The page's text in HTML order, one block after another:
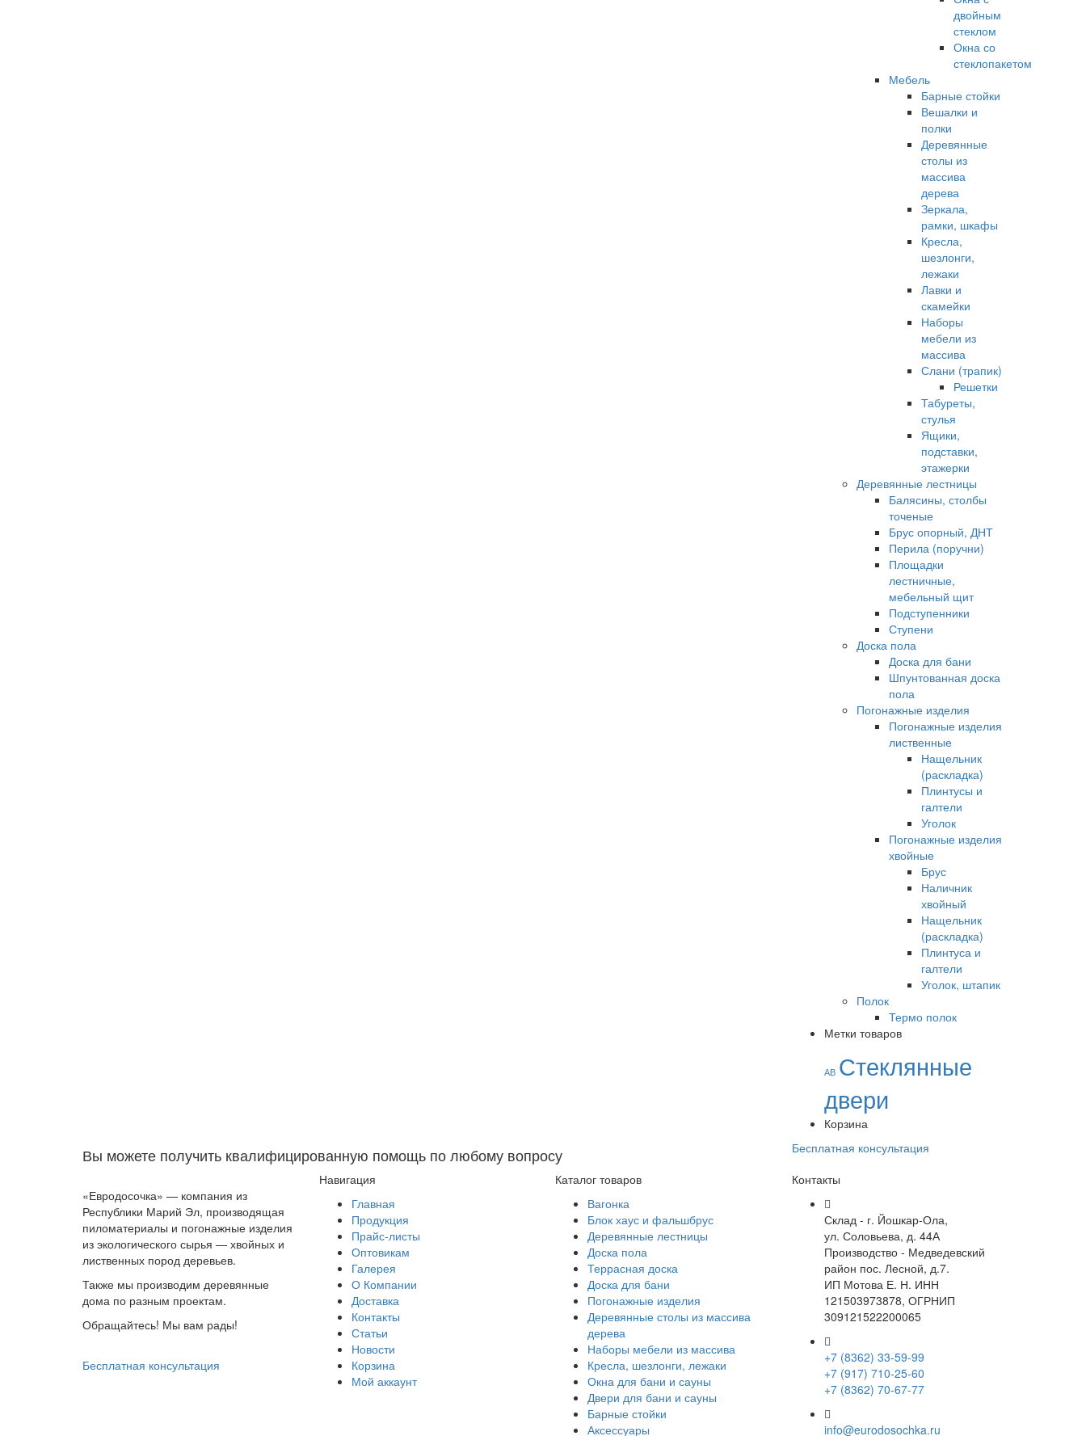
двойным
стеклом
Окна со
стеклопакетом
Мебель
Барные стойки
Вешалки и
полки
Деревянные
столы из
массива
дерева
Зеркала,
рамки, шкафы
Кресла,
шезлонги,
лежаки
Лавки и
скамейки
Наборы
мебели из
массива
Слани (трапик)
Решетки
Табуреты,
стулья
Ящики,
подставки,
этажерки
Деревянные лестницы
Балясины, столбы
точеные
Брус опорный, ДНТ
Перила (поручни)
Площадки
лестничные,
мебельный щит
Подступенники
Ступени
Доска пола
Доска для бани
Шпунтованная доска
пола
Погонажные изделия
Погонажные изделия
лиственные
Нащельник
(раскладка)
Плинтусы и
галтели
Уголок
Погонажные изделия
хвойные
Брус
Наличник
хвойный
Нащельник
(раскладка)
Плинтуса и
галтели
Уголок, штапик
Полок
Термо полок
Метки товаров
АВ Стеклянные
двери
Корзина
Вы можете получить квалифицированную помощь по любому вопросу Бесплатная консультация
«Евродосочка» — компания из
Республики Марий Эл, производящая
пиломатериалы и погонажные изделия
из экологического сырья — хвойных и
лиственных пород деревьев.
Также мы производим деревянные
дома по разным проектам.
Обращайтесь! Мы вам рады!
Бесплатная консультация
Навигация
Главная
Продукция
Прайс-листы
Оптовикам
Галерея
О Компании
Доставка
Контакты
Статьи
Новости
Корзина
Мой аккаунт
Каталог товаров
Вагонка
Блок хаус и фальшбрус
Деревянные лестницы
Доска пола
Террасная доска
Доска для бани
Погонажные изделия
Деревянные столы из массива
дерева
Наборы мебели из массива
Кресла, шезлонги, лежаки
Окна для бани и сауны
Двери для бани и сауны
Барные стойки
Аксессуары
Контакты
Склад - г. Йошкар-Ола,
ул. Соловьева, д. 44А
Производство - Медведевский
район пос. Лесной, д.7.
ИП Мотова Е. Н. ИНН
121503973878, ОГРНИП
309121522200065
+7 (8362) 33-59-99
+7 (917) 710-25-60
+7 (8362) 70-67-77
info@eurodosochka.ru